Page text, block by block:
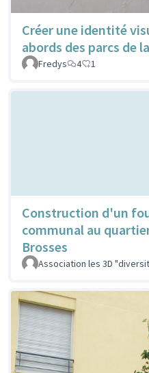
Créer une identité
abords des parcs de
Fredys
4 1
Construction d'un
communal au
Brosses
Association les 3D